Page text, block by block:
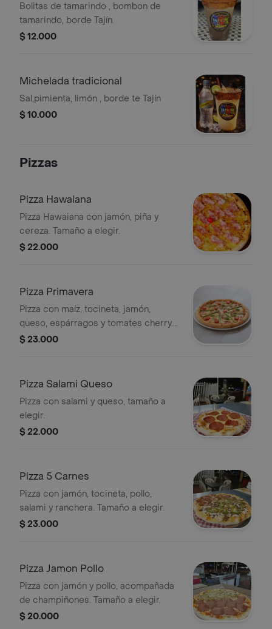
Bolitas de tamarindo , bombon de
tamarindo, borde Tajín.
$ 12.000
Michelada tradicional
Sal,pimienta, limón , borde te Tajín
$ 10.000
Pizzas
Pizza Hawaiana
Pizza Hawaiana con jamón, piña y
cereza. Tamaño a elegir.
$ 22.000
Pizza Primavera
Pizza con maíz, tocineta, jamón,
queso, espárragos y tomates cherry.
Tamaño a elegir.
$ 23.000
Pizza Salami Queso
Pizza con salami y queso, tamaño a
elegir.
$ 22.000
Pizza 5 Carnes
Pizza con jamón, tocineta, pollo,
salami y ranchera. Tamaño a elegir.
$ 23.000
Pizza Jamon Pollo
Pizza con jamón y pollo, acompañada
de champiñones. Tamaño a elegir.
$ 20.000